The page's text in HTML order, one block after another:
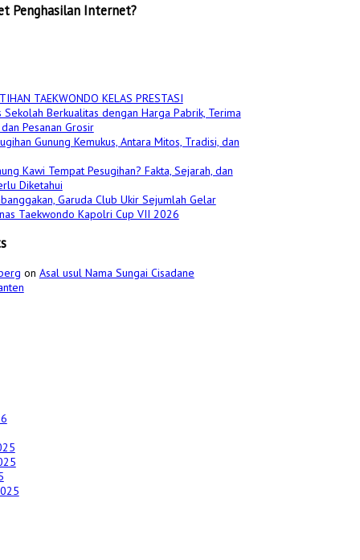
Penghasilan Internet?
TAEKWONDO KELAS PRESTASI
Sekolah Berkualitas dengan Harga Pabrik, Terima
Pesanan Grosir
Gunung Kemukus, Antara Mitos, Tradisi, dan
Kawi Tempat Pesugihan? Fakta, Sejarah, dan
Diketahui
Garuda Club Ukir Sejumlah Gelar
Taekwondo Kapolri Cup VII 2026
on Asal usul Nama Sungai Cisadane